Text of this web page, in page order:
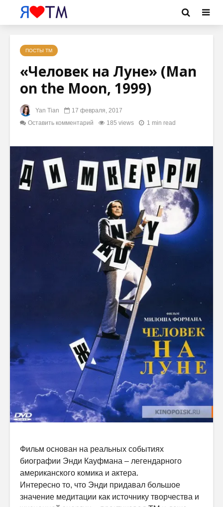
ПОСТЫ ТМ
«Человек на Луне» (Man
on the Moon, 1999)
Yan Tian
17 февраля, 2017
Оставить комментарий
185 views 1 min read
Фильм основан на реальных событиях
биографии Энди Кауфмана – легендарного
американского комика и актера.
Интересно то, что Энди придавал большое
значение медитации как источнику творчества и